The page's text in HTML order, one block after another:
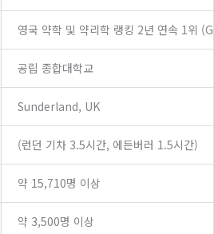
영국 약학 및 약리학 랭킹 2년 연속 1위
공립 종합대학교
Sunderland, UK
(런던 기차 3.5시간, 에든버러 1.5시간)
약 15,710명 이상
약 3,500명 이상